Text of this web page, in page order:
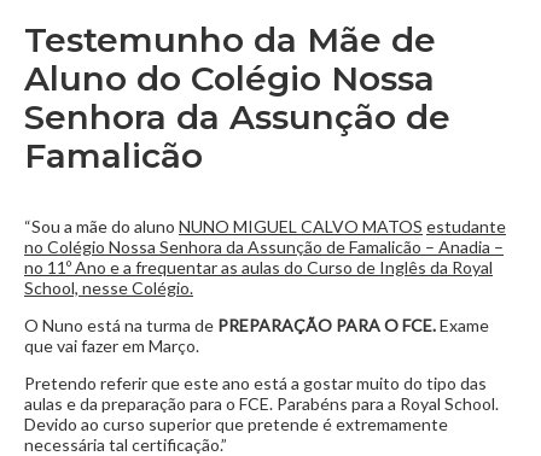
Testemunho da Mãe de
Aluno do Colégio Nossa
Senhora da Assunção de
Famalicão
“Sou a mãe do aluno NUNO MIGUEL CALVO MATOS estudante
no Colégio Nossa Senhora da Assunção de Famalicão – Anadia –
no 11º Ano e a frequentar as aulas do Curso de Inglês da Royal
School, nesse Colégio.
O Nuno está na turma de PREPARAÇÃO PARA O FCE.Exame
que vai fazer em Março.
Pretendo referir que este ano está a gostar muito do tipo das
aulas e da preparação para o FCE. Parabéns para a Royal School.
Devido ao curso superior que pretende é extremamente
necessária tal certificação.”